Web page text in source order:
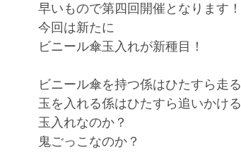
早いもので第四回開催となります！
今回は新たに
ビニール傘玉入れが新種目！
ビニール傘を持つ係はひたすら走る
玉を入れる係はひたすら追いかける
玉入れなのか？
鬼ごっこなのか？